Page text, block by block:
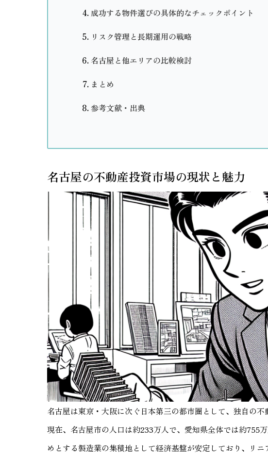
成功する物件選びの具体的なチェックポイント
リスク管理と長期運用の戦略
名古屋と他エリアの比較検討
まとめ
参考文献・出典
名古屋の不動産投資市場の現状と魅力
名古屋は東京・大阪に次ぐ日本第三の都市圏として、独自の
現在、名古屋市の人口は約233万人で、愛知県全体では約755
めとする製造業の集積地として経済基盤が安定しており、リ